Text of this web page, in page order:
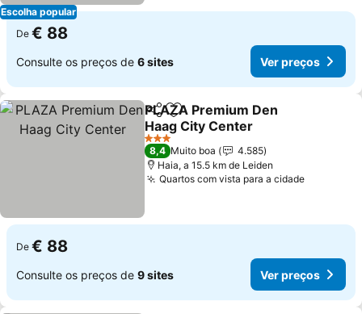
Escolha popular
De € 88
Consulte os preços de 6 sites Ver preços
PartilharAdicionar aos favoritos
PLAZA Premium Den
Haag City Center
Ver preços
3 Estrelas
8,4 Muito boa
4.585
Haia, a 15.5 km de Leiden
Quartos com vista para a cidadeVer
De € 88
Consulte os preços de 9 sites Ver preços